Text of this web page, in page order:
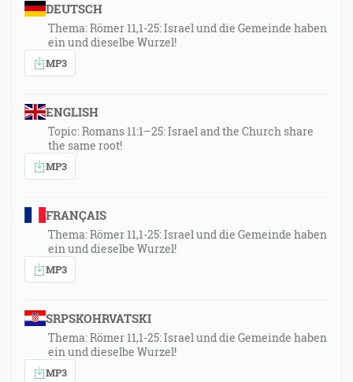
DEUTSCH
Thema: Römer 11,1-25: Israel und die Gemeinde haben
ein und dieselbe Wurzel!
MP3
ENGLISH
Topic: Romans 11:1–25: Israel and the Church share
the same root!
MP3
FRANÇAIS
Thema: Römer 11,1-25: Israel und die Gemeinde haben
ein und dieselbe Wurzel!
MP3
SRPSKOHRVATSKI
Thema: Römer 11,1-25: Israel und die Gemeinde haben
ein und dieselbe Wurzel!
MP3